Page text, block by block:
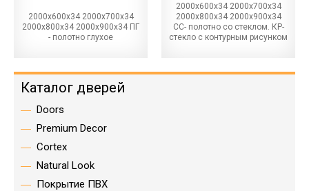
2000х600х34 2000х700х34
2000х800х34 2000х900х34 ПГ
- полотно глухое
2000х600х34 2000х700х34
2000х800х34 2000х900х34
СС- полотно со стеклом. КР-
стекло с контурным рисунком
Каталог дверей
Doors
Premium Decor
Cortex
Natural Look
Покрытие ПВХ